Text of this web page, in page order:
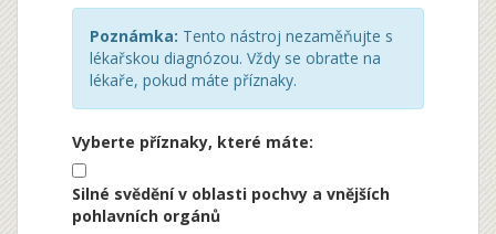
Poznámka: Tento nástroj nezaměňujte s
lékařskou diagnózou. Vždy se obraťte na
lékaře, pokud máte příznaky.
Vyberte příznaky, které máte:
Silné svědění v oblasti pochvy a vnějších
pohlavních orgánů